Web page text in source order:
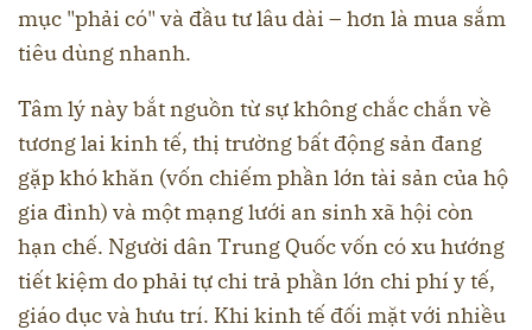
mục "phải có" và đầu tư lâu dài – hơn là mua sắm
tiêu dùng nhanh.
Tâm lý này bắt nguồn từ sự không chắc chắn về
tương lai kinh tế, thị trường bất động sản đang
gặp khó khăn (vốn chiếm phần lớn tài sản của hộ
gia đình) và một mạng lưới an sinh xã hội còn
hạn chế. Người dân Trung Quốc vốn có xu hướng
tiết kiệm do phải tự chi trả phần lớn chi phí y tế,
giáo dục và hưu trí. Khi kinh tế đối mặt với nhiều